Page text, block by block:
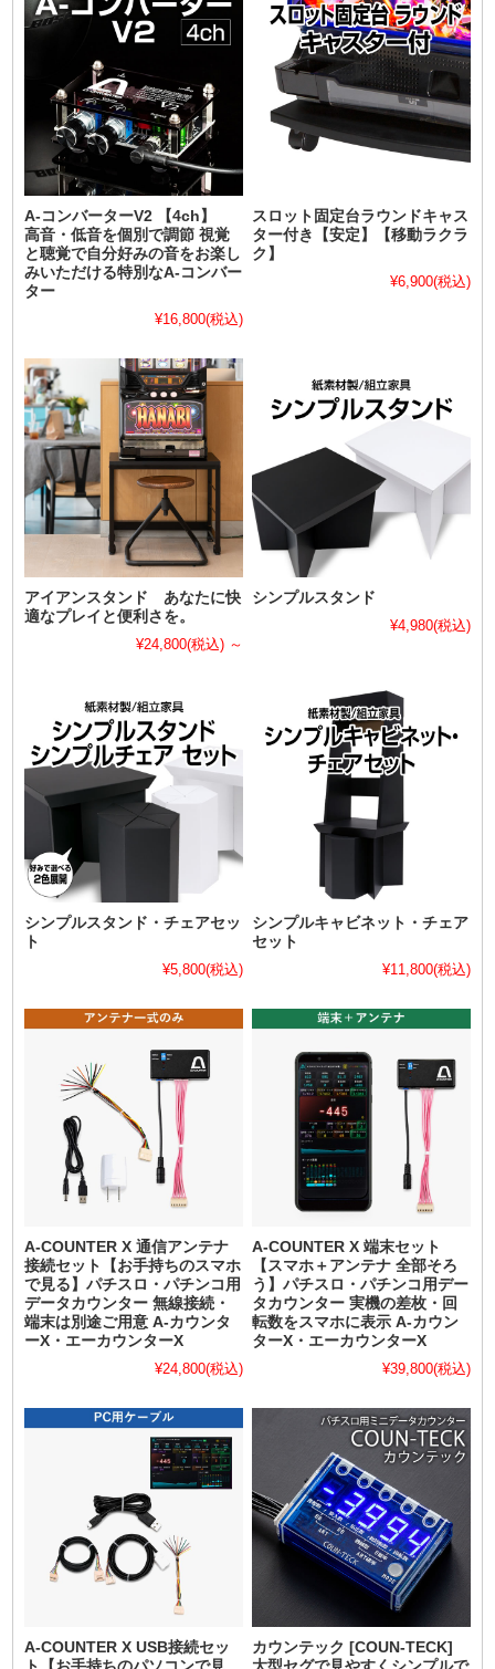
A-コンバーターV2 【4ch】
高音・低音を個別で調節 視覚
と聴覚で自分好みの音をお楽し
みいただける特別なA-コンバー
ター
¥16,800(税込)
スロット固定台ラウンドキャス
ター付き【安定】【移動ラクラ
ク】
¥6,900(税込)
アイアンスタンド あなたに快
適なプレイと便利さを。
¥24,800(税込) ～
シンプルスタンド
¥4,980(税込)
シンプルスタンド・チェアセッ
ト
¥5,800(税込)
シンプルキャビネット・チェア
セット
¥11,800(税込)
A-COUNTER X 通信アンテナ
接続セット【お手持ちのスマホ
で見る】パチスロ・パチンコ用
データカウンター 無線接続・
端末は別途ご用意 A-カウンタ
ーX・エーカウンターX
¥24,800(税込)
A-COUNTER X 端末セット
【スマホ＋アンテナ 全部そろ
う】パチスロ・パチンコ用デー
タカウンター 実機の差枚・回
転数をスマホに表示 A-カウン
ターX・エーカウンターX
¥39,800(税込)
A-COUNTER X USB接続セッ
カウンテック [COUN-TECK]